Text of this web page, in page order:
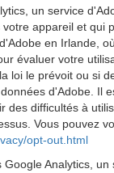
un service
appareil et qui
en Irlande,
évaluer votre
loi le prévoit ou si
d'Adobe. Il
des difficultés à
Vous pouvez
opt-out.html
Google Analytics,